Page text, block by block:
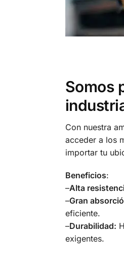
Somos
Con nuestra
acceder a los
importar tu
Beneficios:
–Alta
–Gran
eficiente.
–Durabilidad:
exigentes.